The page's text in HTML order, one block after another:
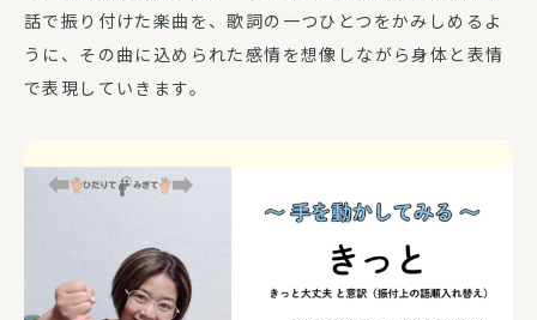
話で振り付けた楽曲を、歌詞の一つひとつをかみしめるよ
うに、その曲に込められた感情を想像しながら身体と表情
で表現していきます。